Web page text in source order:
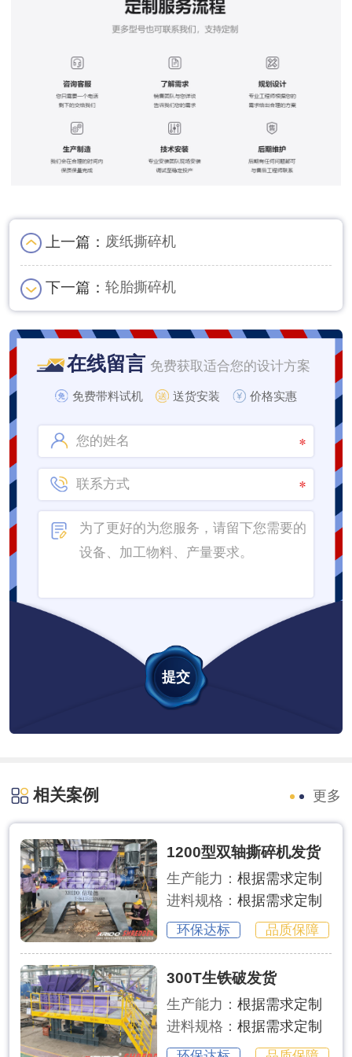
上一篇： 废纸撕碎机
下一篇：轮胎撕碎机
在线留言 免费获取适合您的设计方案
免费带料试机 送货安装 价格实惠
相关案例 更多
1200型双轴撕碎机发货
生产能力：根据需求定制
进料规格：根据需求定制
环保达标 品质保障
300T生铁破发货
生产能力：根据需求定制
进料规格：根据需求定制